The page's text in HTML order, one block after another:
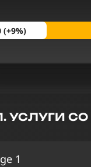
(+9%)
УСЛУГИ
1